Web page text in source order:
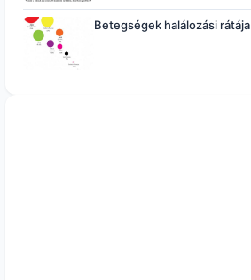
Betegségek halálozási rátája